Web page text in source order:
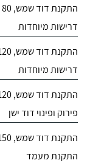
דרישות מיוחדות
דרישות מיוחדות
פירוק ופינוי דוד ישן
התקנת מעמד